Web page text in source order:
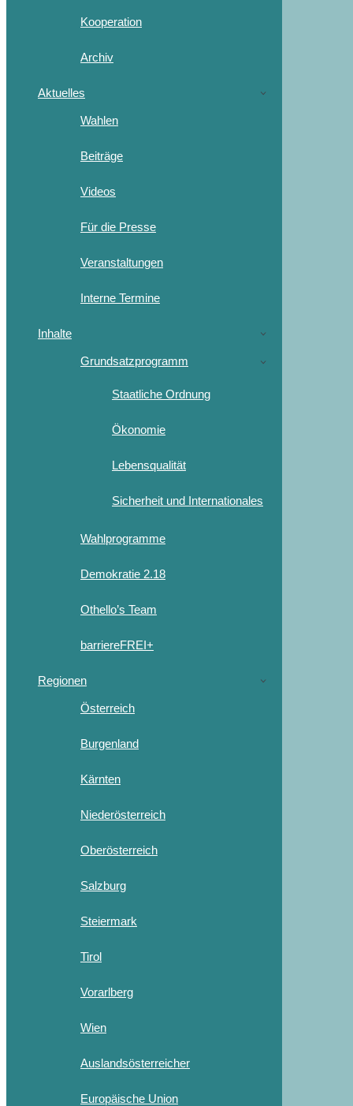
Kooperation
Archiv
Aktuelles
Wahlen
Beiträge
Videos
Für die Presse
Veranstaltungen
Interne Termine
Inhalte
Grundsatzprogramm
Staatliche Ordnung
Ökonomie
Lebensqualität
Sicherheit und Internationales
Wahlprogramme
Demokratie 2.18
Othello’s Team
barriereFREI+
Regionen
Österreich
Burgenland
Kärnten
Niederösterreich
Oberösterreich
Salzburg
Steiermark
Tirol
Vorarlberg
Wien
Auslandsösterreicher
Europäische Union